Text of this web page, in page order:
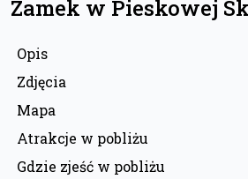
Zamek w Pieskowej
Opis
Zdjęcia
Mapa
Atrakcje w pobliżu
Gdzie zjeść w pobliżu